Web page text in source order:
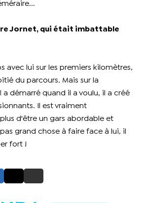
Jornet, qui était imbattable
avec lui sur les premiers kilomètres,
du parcours. Mais sur la
démarré quand il a voulu, il a créé
Il est vraiment
d'être un gars abordable et
grand chose à faire face à lui, il
fort !